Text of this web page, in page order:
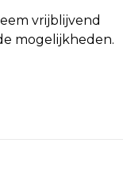
vrijblijvend
mogelijkheden.